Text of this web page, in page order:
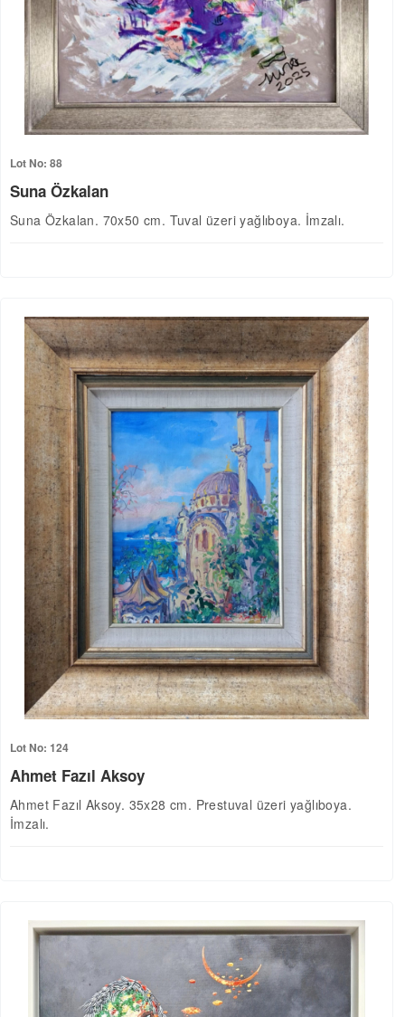
Lot No: 88
Suna Özkalan
Suna Özkalan. 70x50 cm. Tuval üzeri yağlıboya. İmzalı.
Lot No: 124
Ahmet Fazıl Aksoy
Ahmet Fazıl Aksoy. 35x28 cm. Prestuval üzeri yağlıboya.
İmzalı.